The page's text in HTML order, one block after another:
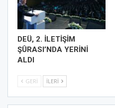
DEÜ, 2. İLETİŞİM
ŞÛRASI’NDA YERİNİ
ALDI
GERI İLERI